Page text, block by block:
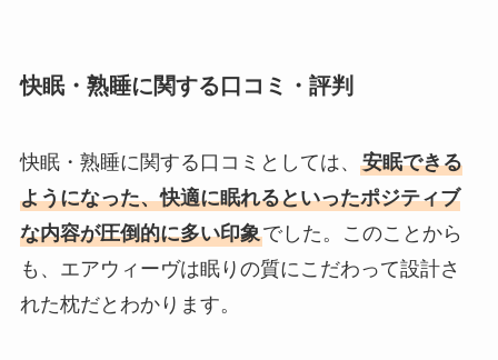
快眠・熟睡に関する口コミ・評判
快眠・熟睡に関する口コミとしては、 安眠できる
ようになった、快適に眠れるといったポジティブ
な内容が圧倒的に多い印象でした。このことから
も、エアウィーヴは眠りの質にこだわって設計さ
れた枕だとわかります。